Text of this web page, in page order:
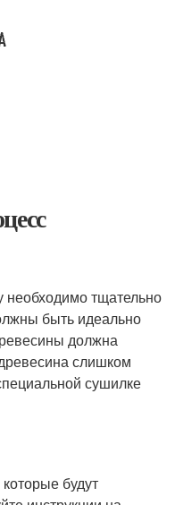
тщательно
быть идеально
должна
слишком
сушилке
будут